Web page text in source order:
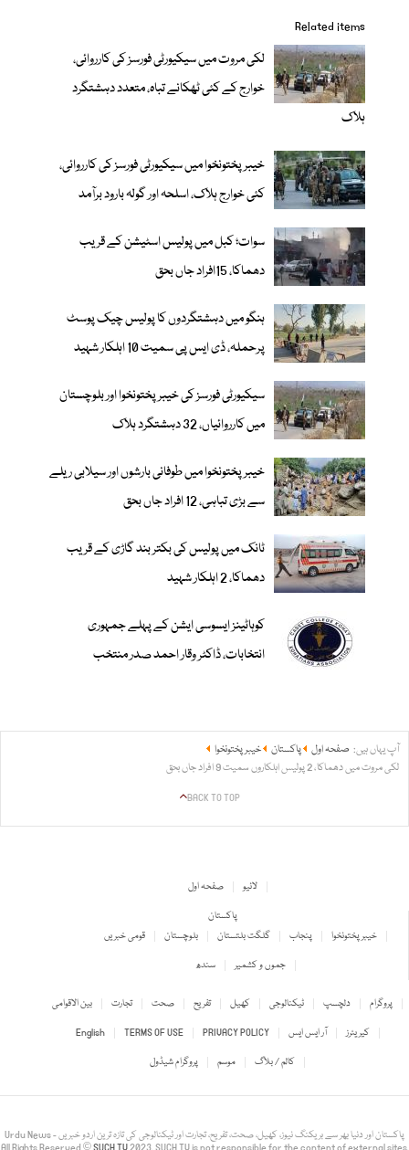
Related items
لکی مروت میں سیکیورٹی فورسز کی کارروائی،
خوارج کے کئی ٹھکانے تباہ، متعدد دہشتگرد
ہلاک
خیبر پختونخوا میں سیکیورٹی فورسز کی کارروائی،
کئی خوارج ہلاک، اسلحہ اور گولہ بارود برآمد
سوات؛ کبل میں پولیس اسٹیشن کے قریب
دھماکا، 15افراد جاں بحق
ہنگو میں دہشتگردوں کا پولیس چیک پوسٹ
پرحملہ، ڈی ایس پی سمیت 10 اہلکار شہید
سیکیورٹی فورسز کی خیبر پختونخوا اور بلوچستان
میں کارروائیاں، 32 دہشتگرد ہلاک
خیبرپختونخوا میں طوفانی بارشوں اور سیلابی ریلے
سے بڑی تباہی، 12 افراد جاں بحق
ٹانک میں پولیس کی بکتر بند گاڑی کے قریب
دھماکا، 2 اہلکار شہید
کوہاٹینز ایسوسی ایشن کے پہلے جمہوری
انتخابات، ڈاکٹر وقار احمد صدر منتخب
آپ یہاں ہیں: صفحہ اول پاکستان
خیبر پختونخوا
لکی مروت میں دھماکا، 2 پولیس اہلکاروں سمیت 9 افراد جاں بحق
BACK TO TOP
صفحہ اول
لائیو
پاکستان
قومی خبریں
بلوچستان گلگت بلتستان پنجاب
خیبر پختونخوا
سندھ
جموں و کشمیر
بین الاقوامی تجارت صحت تفریح کھیل ٹیکنالوجی دلچسپ
پروگرام
English
TERMS OF USE PRIVACY POLICY آر ایس ایس
کیریئرز
پروگرام شیڈول
موسم کالم / بلاگ
Urdu News - پاکستان اور دنیا بھر سے بریکنگ نیوز، کھیل، صحت، تفریح، تجارت اور ٹیکنالوجی کی تازہ ترین اردو خبریں